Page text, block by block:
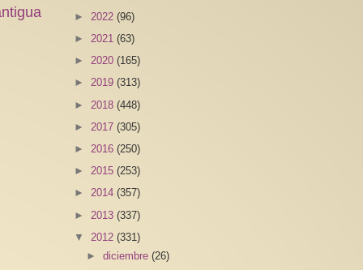
► 2022 (96)
► 2021 (63)
► 2020 (165)
► 2019 (313)
► 2018 (448)
► 2017 (305)
► 2016 (250)
► 2015 (253)
► 2014 (357)
► 2013 (337)
▼ 2012 (331)
►diciembre(26)